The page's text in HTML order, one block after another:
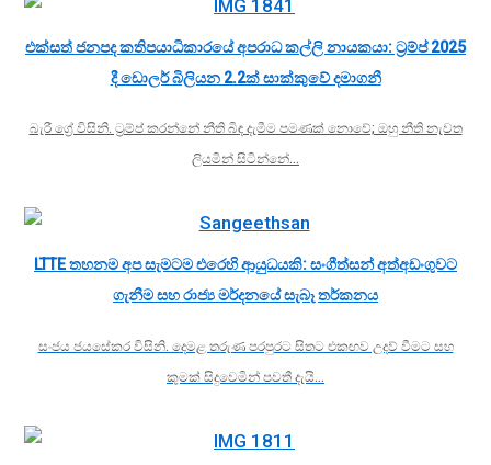
එක්සත් ජනපද කතිපයාධිකාරයේ අපරාධ කල්ලි නායකයා: ට්‍රම්ප් 2025
දී ඩොලර් බිලියන 2.2ක් සාක්කුවේ දමාගනී
බැරී ග්‍රේ විසිනි. ට්‍රම්ප් කරන්නේ නීති බිඳ දැමීම පමණක් නොවේ; ඔහු නීති නැවත
ලියමින් සිටින්නේ…
LTTE තහනම අප සැමටම එරෙහි ආයුධයකි: සංගීත්සන් අත්අඩංගුවට
ගැනීම සහ රාජ්‍ය මර්දනයේ සැබෑ තර්කනය
සංජය ජයසේකර විසිනි. දෙමළ තරුණ පරපුරට සිතට එකඟව උදව් වීමට සහ
කුමක් සිදුවෙමින් පවතී දැයි…